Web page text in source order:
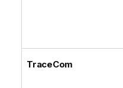
TraceCom